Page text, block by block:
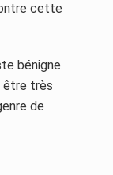
cette
bénigne.
être très
de